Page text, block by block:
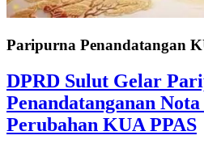
Paripurna Penandatangan
DPRD Sulut Gelar
Penandatanganan
Perubahan KUA PPAS